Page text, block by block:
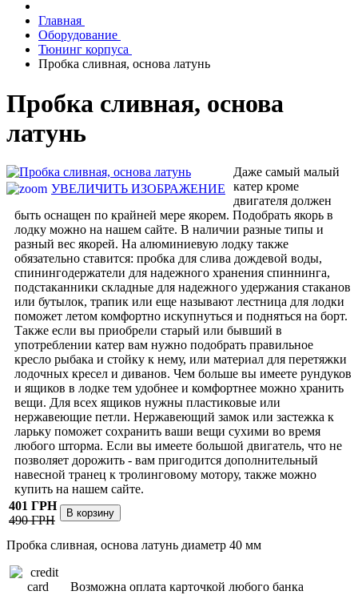
Главная
Оборудование
Тюнинг корпуса
Пробка сливная, основа латунь
Пробка сливная, основа
латунь
УВЕЛИЧИТЬ ИЗОБРАЖЕНИЕ
Даже самый малый
катер кроме
двигателя должен
быть оснащен по крайней мере якорем. Подобрать якорь в
лодку можно на нашем сайте. В наличии разные типы и
разный вес якорей. На алюминиевую лодку также
обязательно ставится: пробка для слива дождевой воды,
спинингодержатели для надежного хранения спиннинга,
подстаканники складные для надежного удержания стаканов
или бутылок, трапик или еще называют лестница для лодки
поможет летом комфортно искупнуться и подняться на борт.
Также если вы приобрели старый или бывший в
употреблении катер вам нужно подобрать правильное
кресло рыбака и стойку к нему, или материал для перетяжки
лодочных кресел и диванов. Чем больше вы имеете рундуков
и ящиков в лодке тем удобнее и комфортнее можно хранить
вещи. Для всех ящиков нужны пластиковые или
нержавеющие петли. Нержавеющий замок или застежка к
ларьку поможет сохранить ваши вещи сухими во время
любого шторма. Если вы имеете большой двигатель, что не
позволяет дорожить - вам пригодится дополнительный
навесной транец к тролинговому мотору, также можно
купить на нашем сайте.
401 ГРН
490 ГРН
Пробка сливная, основа латунь диаметр 40 мм
Возможна оплата карточкой любого банка